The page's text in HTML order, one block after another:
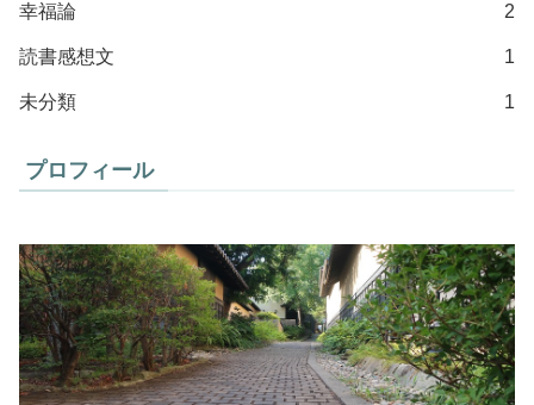
幸福論 2
読書感想文 1
未分類 1
プロフィール